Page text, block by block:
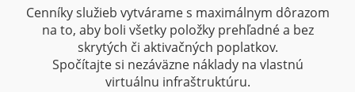
Cenníky služieb vytvárame s maximálnym dôrazom
na to, aby boli všetky položky prehľadné a bez
skrytých či aktivačných poplatkov.
Spočítajte si nezáväzne náklady na vlastnú
virtuálnu infraštruktúru.